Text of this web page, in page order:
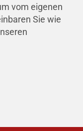
vom eigenen
Sie wie